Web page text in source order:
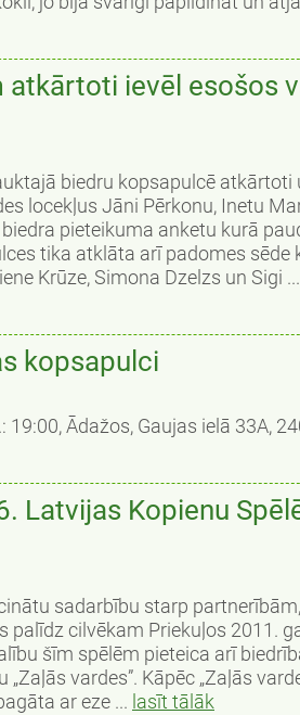
ievēl esošos
biedru kopsapulcē atkārtoti
locekļus Jāni Pērkonu, Inetu
pieteikuma anketu kurā
tika atklāta arī padomes sēde
Krūze, Simona Dzelzs un Sigi ...
kopsapulci
Ādažos, Gaujas ielā 33A,
Latvijas Kopienu
sadarbību starp partnerībām,
cilvēkam Priekuļos 2011.
šīm spēlēm pieteica arī
vardes”. Kāpēc „Zaļās
ar eze ... lasīt tālāk